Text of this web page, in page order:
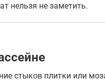
нельзя не заметить.
стыков плитки или